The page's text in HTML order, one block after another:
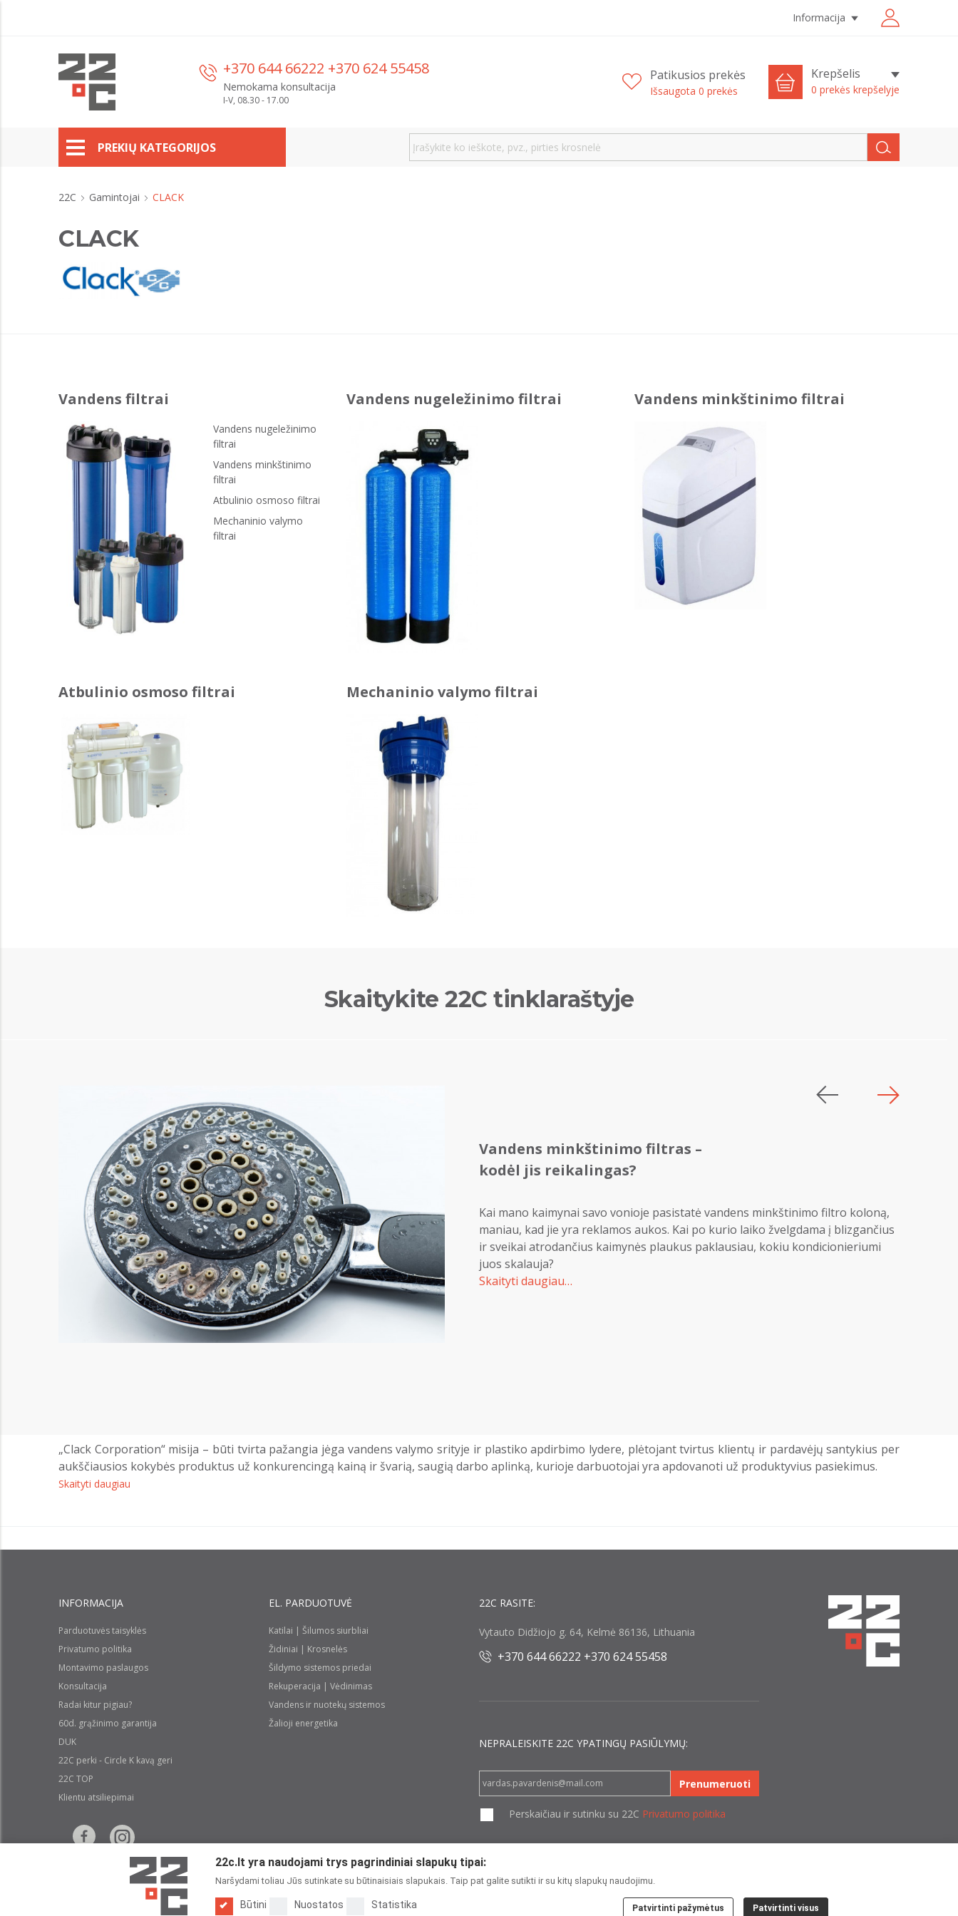
Informacija
+370 644 66222 +370 624 55458
Nemokama konsultacija
I-V, 08.30 - 17.00
Patikusios prekės
Išsaugota 0 prekės
Krepšelis
0 prekės krepšelyje
PREKIŲ KATEGORIJOS
22C Gamintojai CLACK
CLACK
Vandens nugeležinimo
filtrai
Vandens minkštinimo
filtrai
Atbulinio osmoso filtrai
Mechaninio valymo
filtrai
Vandens filtrai Vandens nugeležinimo filtrai Vandens minkštinimo filtrai
Atbulinio osmoso filtrai Mechaninio valymo filtrai
Skaitykite 22C tinklaraštyje
Vandens minkštinimo filtras –
kodėl jis reikalingas?
Kai mano kaimynai savo vonioje pasistatė vandens minkštinimo filtro koloną,
maniau, kad jie yra reklamos aukos. Kai po kurio laiko žvelgdama į blizgančius
ir sveikai atrodančius kaimynės plaukus paklausiau, kokiu kondicionieriumi
juos skalauja?
Skaityti daugiau…
„Clack Corporation“ misija – būti tvirta pažangia jėga vandens valymo srityje ir plastiko apdirbimo lydere, plėtojant tvirtus klientų ir pardavėjų santykius per
aukščiausios kokybės produktus už konkurencingą kainą ir švarią, saugią darbo aplinką, kurioje darbuotojai yra apdovanoti už produktyvius pasiekimus.
Skaityti daugiau
INFORMACIJA
Parduotuvės taisyklės
Privatumo politika
Montavimo paslaugos
Konsultacija
Radai kitur pigiau?
60d. grąžinimo garantija
DUK
22C perki - Circle K kavą geri
22C TOP
Klientu atsiliepimai
EL. PARDUOTUVĖ
Katilai | Šilumos siurbliai
Židiniai | Krosnelės
Šildymo sistemos priedai
Rekuperacija | Vėdinimas
Vandens ir nuotekų sistemos
Žalioji energetika
22C RASITE:
Vytauto Didžiojo g. 64, Kelmė 86136, Lithuania
+370 644 66222 +370 624 55458
NEPRALEISKITE 22С YPATINGŲ PASIŪLYMŲ:
Prenumeruoti
Perskaičiau ir sutinku su 22C Privatumo politika
22c.lt yra naudojami trys pagrindiniai slapukų tipai:
Naršydami toliau Jūs sutinkate su būtinaisiais slapukais. Taip pat galite sutikti ir su kitų slapukų naudojimu.
Patvirtinti pažymėtus Patvirtinti visus
Būtini Nuostatos Statistika